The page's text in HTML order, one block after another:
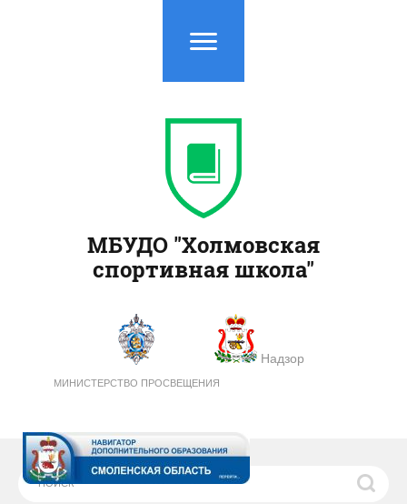
МИНИСТЕРСТВО ПРОСВЕЩЕНИЯ
Надзор
МБУДО "Холмовская
спортивная школа"